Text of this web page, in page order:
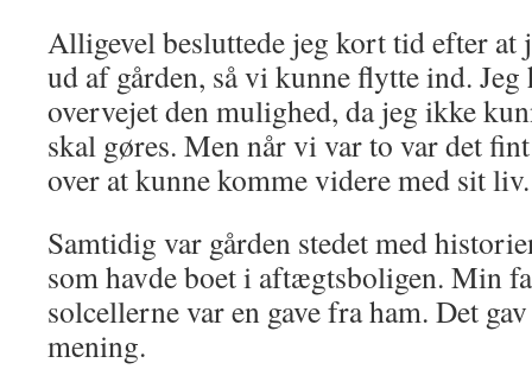
Alligevel besluttede jeg kort tid efter at
ud af gården, så vi kunne flytte ind.
overvejet den mulighed, da jeg ikke
skal gøres. Men når vi var to var det
over at kunne komme videre med sit liv.
Samtidig var gården stedet med
som havde boet i aftægtsboligen. Min
solcellerne var en gave fra ham. Det
mening.